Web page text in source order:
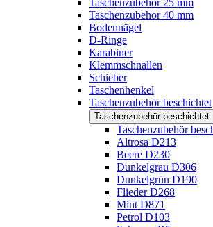
Taschenzubehör 25 mm
Taschenzubehör 40 mm
Bodennägel
D-Ringe
Karabiner
Klemmschnallen
Schieber
Taschenhenkel
Taschenzubehör beschichtet
Taschenzubehör beschichtet
Taschenzubehör
Altrosa D213
Beere D230
Dunkelgrau D306
Dunkelgrün D190
Flieder D268
Mint D871
Petrol D103